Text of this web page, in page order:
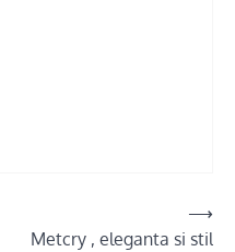
Metcry , eleganta si stil
⟶